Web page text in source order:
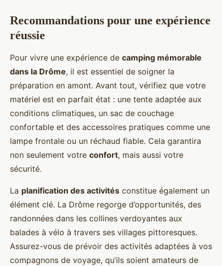
Recommandations pour une expérience
réussie
Pour vivre une expérience de camping mémorable
dans la Drôme, il est essentiel de soigner la
préparation en amont. Avant tout, vérifiez que votre
matériel est en parfait état : une tente adaptée aux
conditions climatiques, un sac de couchage
confortable et des accessoires pratiques comme une
lampe frontale ou un réchaud fiable. Cela garantira
non seulement votre confort, mais aussi votre
sécurité.
La planification des activités constitue également un
élément clé. La Drôme regorge d’opportunités, des
randonnées dans les collines verdoyantes aux
balades à vélo à travers ses villages pittoresques.
Assurez-vous de prévoir des activités adaptées à vos
compagnons de voyage, qu’ils soient amateurs de